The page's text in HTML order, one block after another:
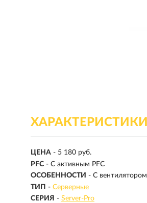
ХАРАКТЕРИСТИКИ
ЦЕНА - 5 180 руб.
PFC - С активным PFC
ОСОБЕННОСТИ - С вентилятором
ТИП - Серверные
СЕРИЯ - Server-Pro